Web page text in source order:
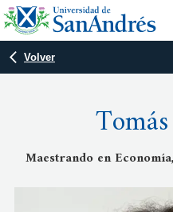
Volver
Maestrando en